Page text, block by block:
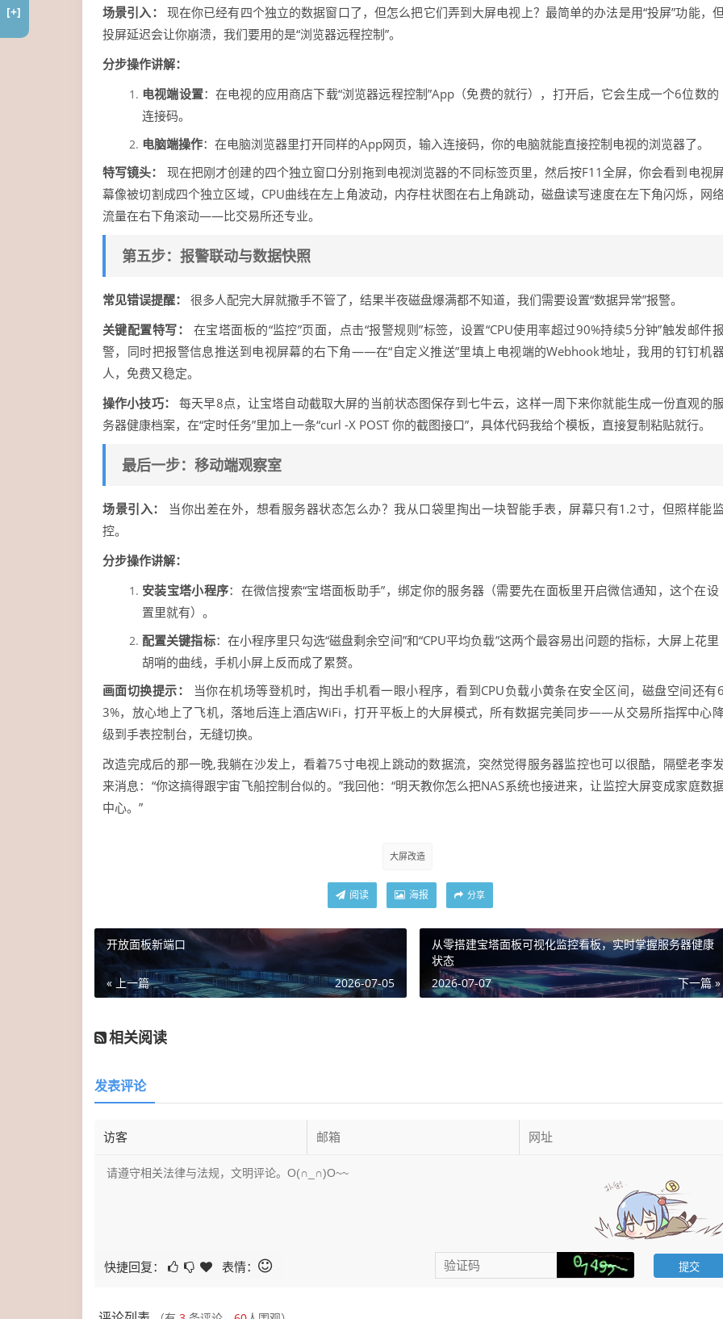
场景引入：
现在你已经有四个独立的数据窗口了，但怎么把它们弄到大屏电视上？最简单的办法是用“投屏”功能，但
投屏延迟会让你崩溃，我们要用的是“浏览器远程控制”。
分步操作讲解：
电视端设置：在电视的应用商店下载“浏览器远程控制”App（免费的就行），打开后，它会生成一个6位数的
连接码。
电脑端操作：在电脑浏览器里打开同样的App网页，输入连接码，你的电脑就能直接控制电视的浏览器了。
特写镜头：
现在把刚才创建的四个独立窗口分别拖到电视浏览器的不同标签页里，然后按F11全屏，你会看到电视
幕像被切割成四个独立区域，CPU曲线在左上角波动，内存柱状图在右上角跳动，磁盘读写速度在左下角闪烁，网
流量在右下角滚动——比交易所还专业。
第五步：报警联动与数据快照
常见错误提醒：
很多人配完大屏就撒手不管了，结果半夜磁盘爆满都不知道，我们需要设置“数据异常”报警。
关键配置特写：
在宝塔面板的“监控”页面，点击“报警规则”标签，设置“CPU使用率超过90%持续5分钟”触发邮件报
警，同时把报警信息推送到电视屏幕的右下角——在“自定义推送”里填上电视端的Webhook地址，我用的钉钉机
人，免费又稳定。
操作小技巧：
每天早8点，让宝塔自动截取大屏的当前状态图保存到七牛云，这样一周下来你就能生成一份直观的服
务器健康档案，在“定时任务”里加上一条“curl -X POST 你的截图接口”，具体代码我给个模板，直接复制粘贴就行。
最后一步：移动端观察室
场景引入：
当你出差在外，想看服务器状态怎么办？我从口袋里掏出一块智能手表，屏幕只有1.2寸，但照样能
控。
分步操作讲解：
安装宝塔小程序：在微信搜索“宝塔面板助手”，绑定你的服务器（需要先在面板里开启微信通知，这个在设
置里就有）。
配置关键指标：在小程序里只勾选“磁盘剩余空间”和“CPU平均负载”这两个最容易出问题的指标，大屏上花里
胡哨的曲线，手机小屏上反而成了累赘。
画面切换提示：
当你在机场等登机时，掏出手机看一眼小程序，看到CPU负载小黄条在安全区间，磁盘空间还有6
3%，放心地上了飞机，落地后连上酒店WiFi，打开平板上的大屏模式，所有数据完美同步——从交易所指挥中心
级到手表控制台，无缝切换。
改造完成后的那一晚,我躺在沙发上，看着75寸电视上跳动的数据流，突然觉得服务器监控也可以很酷，隔壁老李发
来消息：“你这搞得跟宇宙飞船控制台似的。”我回他：“明天教你怎么把NAS系统也接进来，让监控大屏变成家庭数
中心。”
大屏改造
阅读 海报 分享
开放面板新端口
« 上一篇 2026-07-05
从零搭建宝塔面板可视化监控看板，实时掌握服务器健康
状态
下一篇 »
2026-07-07
相关阅读
发表评论
快捷回复： 表情：
[+]